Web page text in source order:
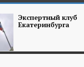
Экспертный клуб
Екатеринбурга